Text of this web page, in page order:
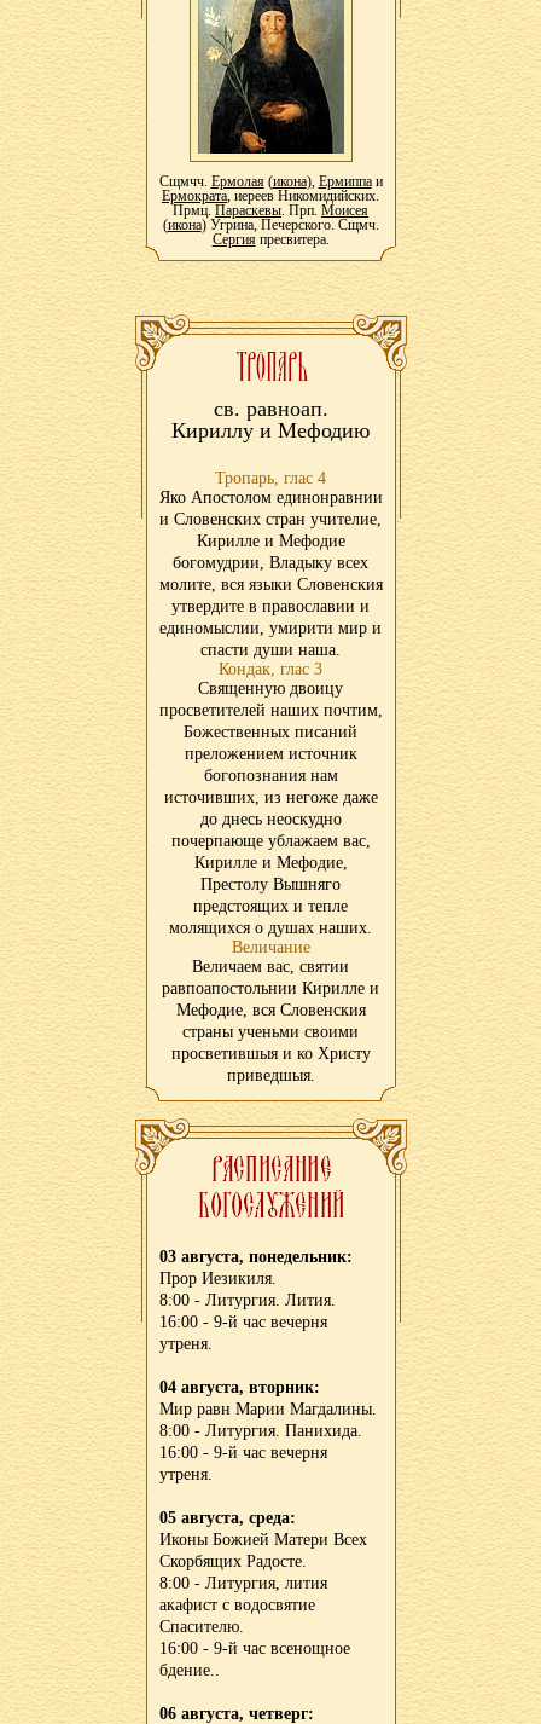
Сщмчч. Ермолая(икона), Ермиппаи
Ермократа, иереев Никомидийских.
Прмц. Параскевы. Прп. Моисея
(икона) Угрина, Печерского. Сщмч.
Сергияпресвитера.
св. равноап.
Кириллу и Мефодию
Тропарь, глас 4
Яко Апостолом единонравнии
и Словенских стран учителие,
Кирилле и Мефодие
богомудрии, Владыку всех
молите, вся языки Словенския
утвердите в православии и
единомыслии, умирити мир и
спасти души наша.
Кондак, глас 3
Священную двоицу
просветителей наших почтим,
Божественных писаний
преложением источник
богопознания нам
источивших, из негоже даже
до днесь неоскудно
почерпающе ублажаем вас,
Кирилле и Мефодие,
Престолу Вышняго
предстоящих и тепле
молящихся о душах наших.
Величание
Величаем вас, святии
равпоапостольнии Кирилле и
Мефодие, вся Словенския
страны ученьми своими
просветившыя и ко Христу
приведшыя.
03 августа, понедельник:
Прор Иезикиля.
8:00 - Литургия. Лития.
16:00 - 9-й час вечерня
утреня.
04 августа, вторник:
Мир равн Марии Магдалины.
8:00 - Литургия. Панихида.
16:00 - 9-й час вечерня
утреня.
05 августа, среда:
Иконы Божией Матери Всех
Скорбящих Радосте.
8:00 - Литургия, лития
акафист с водосвятие
Спасителю.
16:00 - 9-й час всенощное
бдение..
06 августа, четверг: